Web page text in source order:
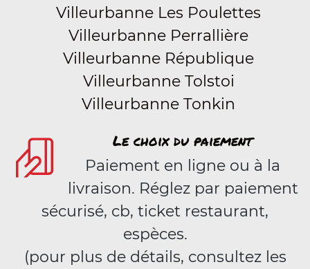
Villeurbanne Les Poulettes
Villeurbanne Perrallière
Villeurbanne République
Villeurbanne Tolstoi
Villeurbanne Tonkin
Le choix du paiement
Paiement en ligne ou à la
livraison. Réglez par paiement
sécurisé, cb, ticket restaurant,
espèces.
(pour plus de détails, consultez les